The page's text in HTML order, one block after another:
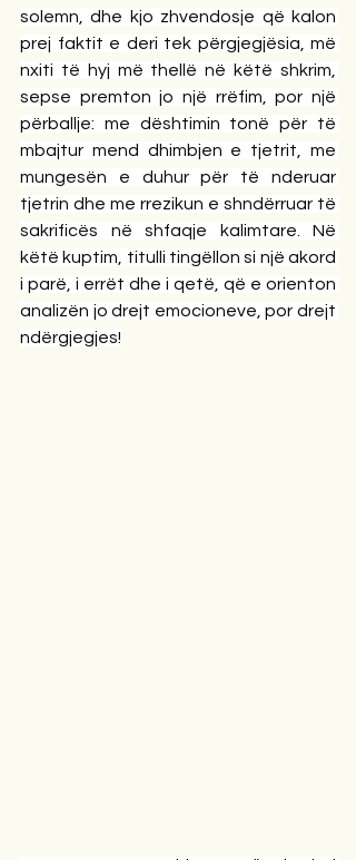
solemn, dhe kjo zhvendosje që kalon
prej faktit e deri tek përgjegjësia, më
nxiti të hyj më thellë në këtë shkrim,
sepse premton jo një rrëfim, por një
përballje: me dështimin tonë për të
mbajtur mend dhimbjen e tjetrit, me
mungesën e duhur për të nderuar
tjetrin dhe me rrezikun e shndërruar të
sakrificës në shfaqje kalimtare. Në
këtë kuptim, titulli tingëllon si një akord
i parë, i errët dhe i qetë, që e orienton
analizën jo drejt emocioneve, por drejt
ndërgjegjes!